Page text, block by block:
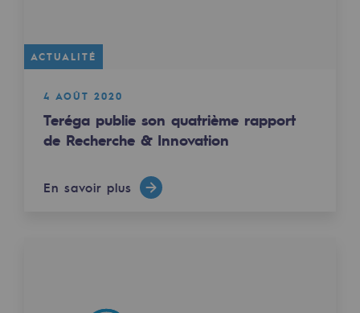
Sécurité industrielle
Gouvernance responsable
Gouvernance responsable
CADRE, le programme gouvernance
Organisation
ACTUALITÉ
4 AOÛT 2020
Teréga publie son quatrième rapport
de Recherche & Innovation
En savoir plus